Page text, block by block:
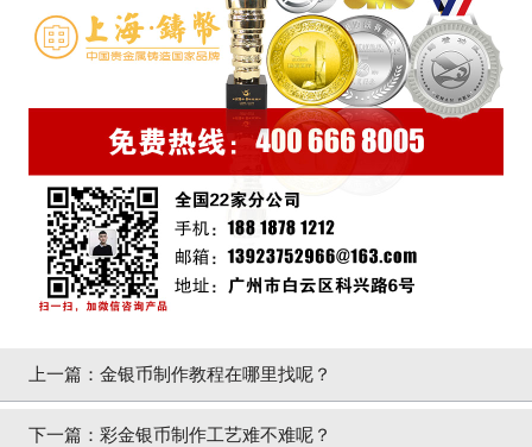
上一篇： 金银币制作教程在哪里找呢？
下一篇： 彩金银币制作工艺难不难呢？